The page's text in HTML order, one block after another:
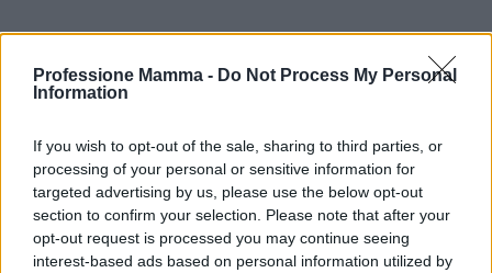
Professione Mamma - Do Not Process My Personal
Information
If you wish to opt-out of the sale, sharing to third parties, or
processing of your personal or sensitive information for
targeted advertising by us, please use the below opt-out
section to confirm your selection. Please note that after your
opt-out request is processed you may continue seeing
interest-based ads based on personal information utilized by
Continua a leggere